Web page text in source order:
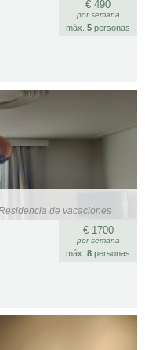
€ 490
por semana
máx. 5 personas
de vacaciones
€ 1700
por semana
máx. 8 personas